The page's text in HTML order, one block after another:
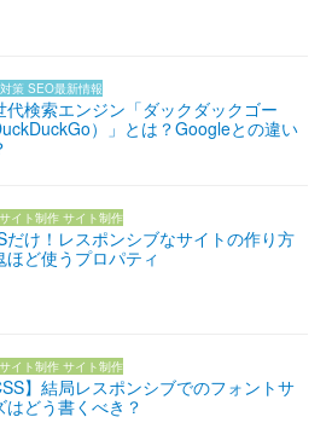
策 SEO最新情報
代検索エンジン「ダックダックゴー
）」とは？Googleとの違い
イト制作 サイト制作
だけ！レスポンシブなサイトの作り方
ほど使うプロパティ
イト制作 サイト制作
】結局レスポンシブでのフォントサ
はどう書くべき？